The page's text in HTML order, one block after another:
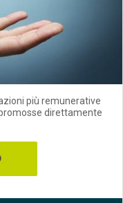
più remunerative
direttamente